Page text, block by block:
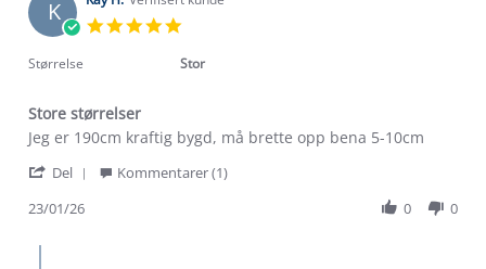
24
Jan
K
rating
Størrelse Stor
Store størrelser
Review
Kay
on
Jan
review
Store
Jeg er 190cm kraftig bygd, må brette opp bena 5-10cm
Del
Kommentarer (1)
23/01/26
0 0